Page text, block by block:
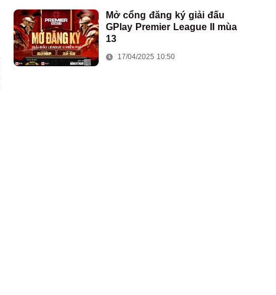
Mở cổng đăng ký giải đấu
GPlay Premier League II mùa
13
17/04/2025 10:50